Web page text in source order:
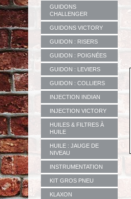
GUIDONS
CHALLENGER
GUIDONS VICTORY
GUIDON : RISERS
GUIDON : POIGNÉES
GUIDON : LEVIERS
GUIDON : COLLIERS
INJECTION INDIAN
INJECTION VICTORY
HUILES & FILTRES À
HUILE
HUILE : JAUGE DE
NIVEAU
INSTRUMENTATION
KIT GROS PNEU
KLAXON